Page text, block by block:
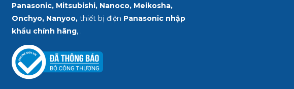
Panasonic, Mitsubishi, Nanoco, Meikosha,
Onchyo, Nanyoo,thiết bị điện Panasonic nhập
khẩu chính hãng, .